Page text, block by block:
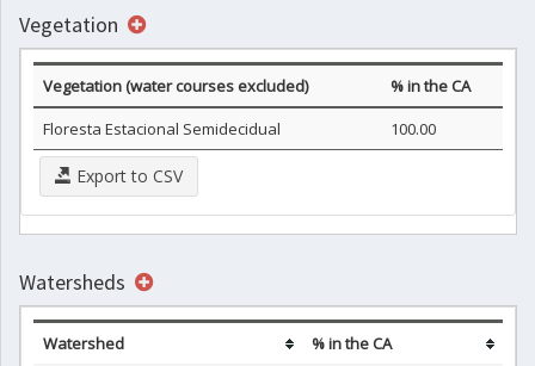
Vegetation
Vegetation (water courses excluded)
% in the CA
Floresta Estacional Semidecidual
100.00
Export to CSV
Watersheds
Watershed
% in the CA